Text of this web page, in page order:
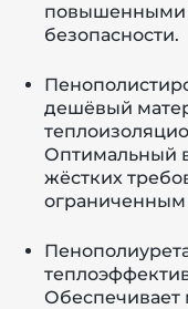
повышенными
безопасности.
дешёвый
Оптимальный
жёстких